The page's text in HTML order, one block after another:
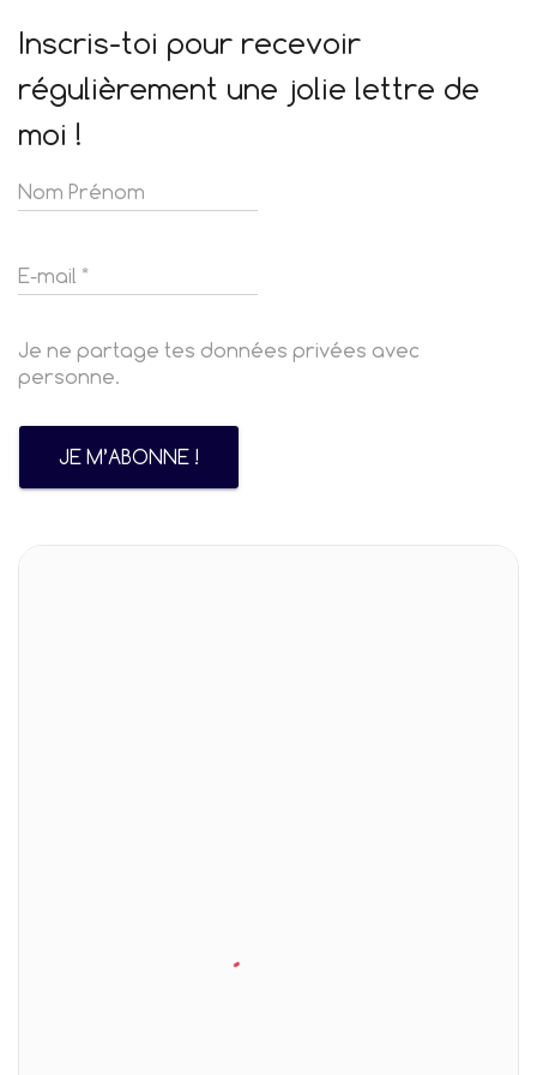
Inscris-toi pour recevoir
régulièrement une jolie lettre de
moi !
Je ne partage tes données privées avec
personne.